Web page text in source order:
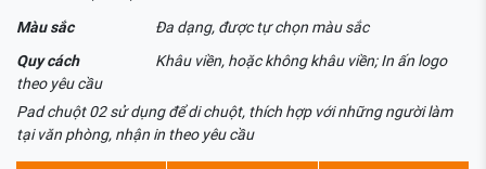
Màu sắc
Đa dạng, được tự chọn màu sắc
Quy cách
Khâu viền, hoặc không khâu viền; In ấn logo
theo yêu cầu
Pad chuột 02 sử dụng để di chuột, thích hợp với những người làm
tại văn phòng, nhận in theo yêu cầu